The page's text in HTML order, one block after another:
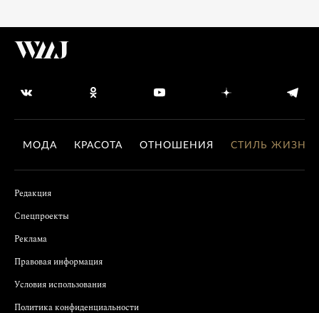
МОДА КРАСОТА ОТНОШЕНИЯ СТИЛЬ ЖИЗНИ
Редакция
Спецпроекты
Реклама
Правовая информация
Условия использования
Политика конфиденциальности